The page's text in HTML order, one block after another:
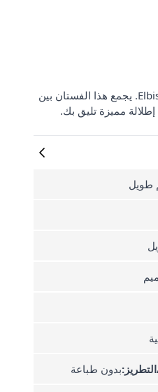
اكتشفي الأناقة العصرية مع فستان MOZENA القميصي المخطط القصير الكحلي المتوفر حصريًا على ElbiseBul. يجمع هذا الفستان بين
مميزة تليق بك.
طويل
بدون طباعة